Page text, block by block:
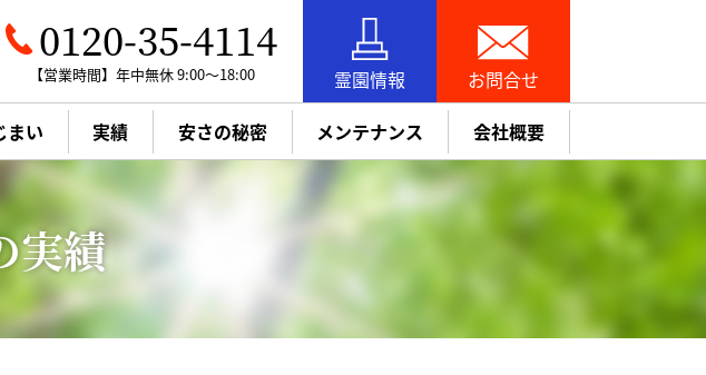
0120-35-4114
【営業時間】年中無休 9:00～18:00 霊園情報
お問合せ
まい
お引越し（改葬）
実績
新規墓石 追加彫刻・納骨
墓じまい
お客様の声
安さの秘密 メンテナンス
クリーニング お墓参り代行
メンテナンスパック
会社概要
会社概要・アクセス お知らせ
お墓の豆知識
実績